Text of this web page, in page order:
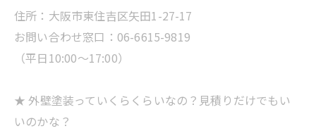
住所：大阪市東住吉区矢田1-27-17
お問い合わせ窓口：06-6615-9819
（平日10:00～17:00）
★ 外壁塗装っていくらくらいなの？見積りだけでもい
いのかな？